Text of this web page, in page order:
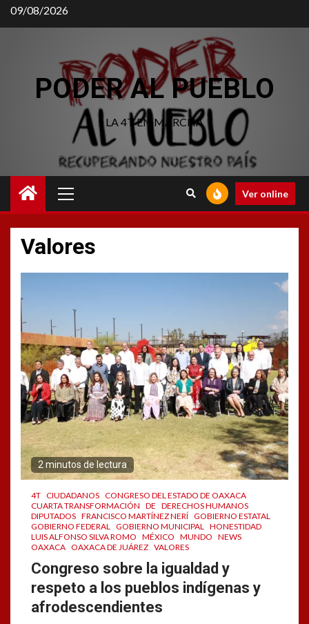
09/08/2026
PODER AL PUEBLO
LA 4T EN MARCHA
Ver online
Valores
2 minutos de lectura
4T CIUDADANOS CONGRESO DEL ESTADO DE OAXACA
CUARTA TRANSFORMACIÓN DE DERECHOS HUMANOS
DIPUTADOS FRANCISCO MARTÍNEZ NERÍ GOBIERNO ESTATAL
GOBIERNO FEDERAL GOBIERNO MUNICIPAL HONESTIDAD
LUIS ALFONSO SILVA ROMO MÉXICO MUNDO NEWS
OAXACA OAXACA DE JUÁREZ VALORES
Congreso sobre la igualdad y
respeto a los pueblos indígenas y
afrodescendientes